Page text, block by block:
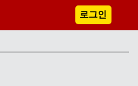
로그인